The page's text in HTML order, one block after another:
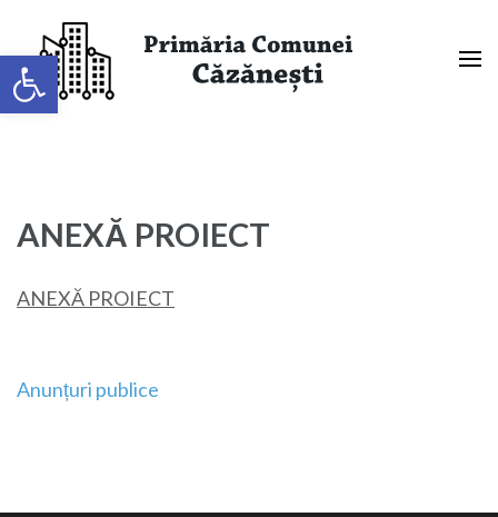
Deschide bara de unelte
conținut
(apasă
Primaria Comunei Căzănești,
ANEXĂ PROIECT
ANEXĂ PROIECT
Navigare
Anunțuri publice